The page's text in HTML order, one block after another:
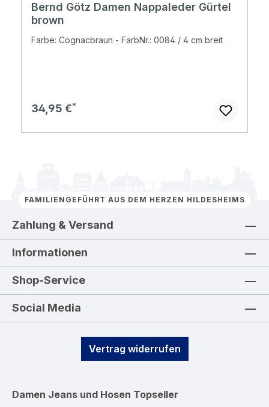
Bernd Götz Damen Nappaleder Gürtel
brown
Farbe: Cognacbraun - FarbNr.: 0084 / 4 cm breit
Regulärer Preis:
34,95 €
FAMILIENGEFÜHRT AUS DEM HERZEN HILDESHEIMS
Zahlung & Versand
Informationen
Shop-Service
Social Media
Vertrag widerrufen
Damen Jeans und Hosen Topseller